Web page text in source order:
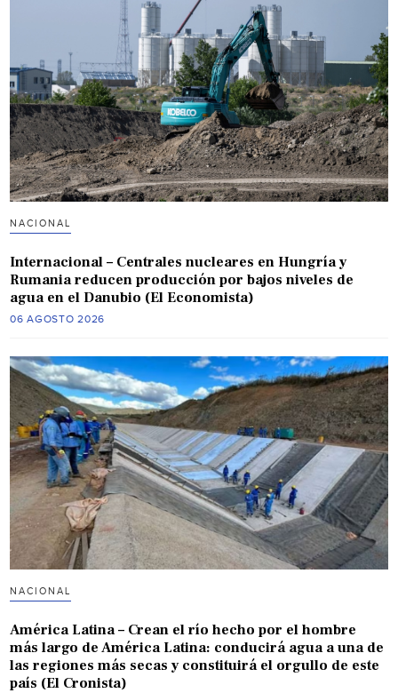
NACIONAL
Internacional – Centrales nucleares en Hungría y
Rumania reducen producción por bajos niveles de
agua en el Danubio (El Economista)
06 AGOSTO 2026
NACIONAL
América Latina – Crean el río hecho por el hombre
más largo de América Latina: conducirá agua a una de
las regiones más secas y constituirá el orgullo de este
país (El Cronista)